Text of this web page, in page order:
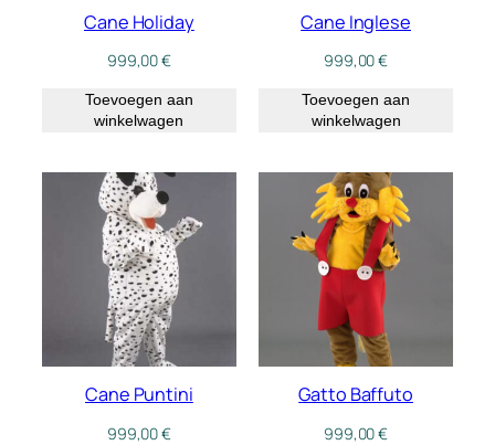
Cane Holiday
999,00€
Toevoegen aan
winkelwagen
Cane Inglese
999,00€
Toevoegen aan
winkelwagen
Cane Puntini
999,00€
Gatto Baffuto
999,00€